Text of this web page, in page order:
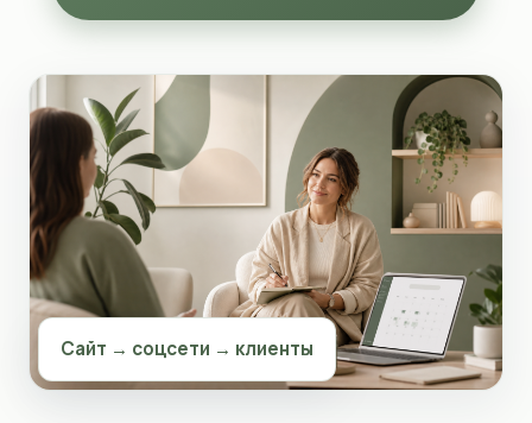
Сайт → соцсети → клиенты